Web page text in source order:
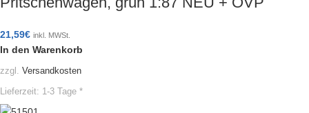
21,59€ inkl. MWSt.
In den Warenkorb
zzgl. Versandkosten
Lieferzeit: 1-3 Tage *